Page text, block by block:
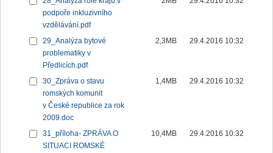
podpoře inkluzivního
vzdělávání.pdf
29_Analýza bytové
problematiky v
Předlicích.pdf
2,3MB 29.4.2016 10:32
30_Zpráva o stavu
romských komunit
v České republice za rok
2009.doc
1,4MB 29.4.2016 10:32
31_příloha- ZPRÁVA O
SITUACI ROMSKÉ
10,4MB 29.4.2016 10:32